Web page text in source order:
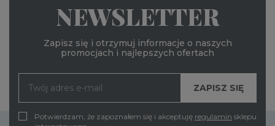
NEWSLETTER
Zapisz się i otrzymuj informacje o naszych
promocjach i najlepszych ofertach
Potwierdzam, że zapoznałem się i akceptuję regulamin sklepu